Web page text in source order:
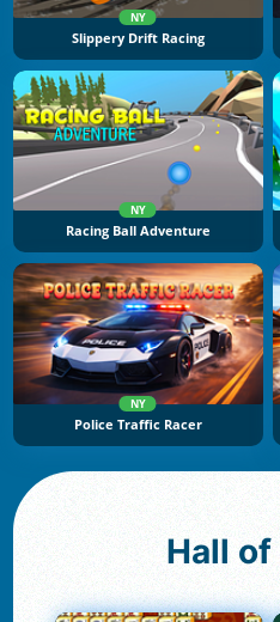
NY
Slippery Drift Racing
NY
Racing Ball Adventure
NY
Police Traffic Racer
Hall of